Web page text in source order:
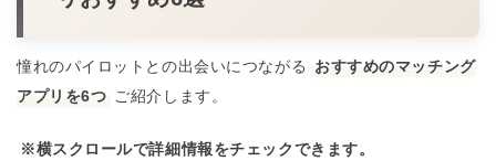
憧れのパイロットとの出会いにつながる
おすすめのマッチング
アプリを6つ ご紹介します。
※横スクロールで詳細情報をチェックできます。